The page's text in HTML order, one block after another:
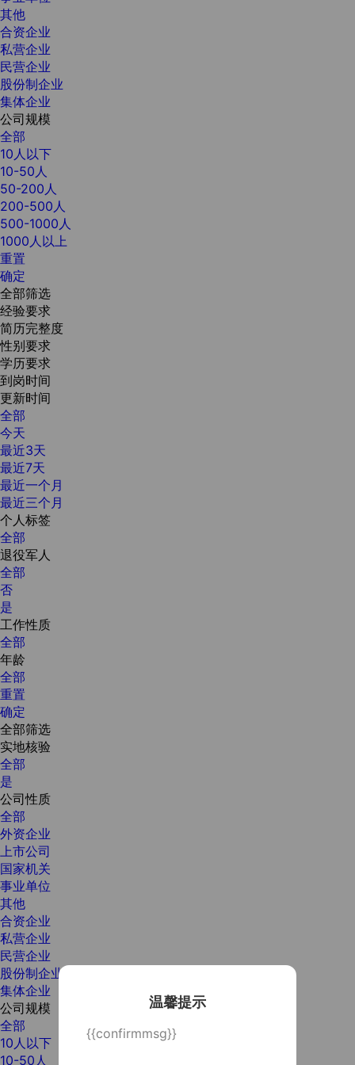
温馨提示
{{confirmmsg}}
其他
合资企业
私营企业
民营企业
股份制企业
集体企业
公司规模
全部
10人以下
10-50人
50-200人
200-500人
500-1000人
1000人以上
重置
确定
全部筛选
经验要求
简历完整度
性别要求
学历要求
到岗时间
更新时间
全部
今天
最近3天
最近7天
最近一个月
最近三个月
个人标签
全部
退役军人
全部
否
是
工作性质
全部
年龄
全部
重置
确定
全部筛选
实地核验
全部
是
公司性质
全部
外资企业
上市公司
国家机关
事业单位
其他
合资企业
私营企业
民营企业
股份制企业
集体企业
公司规模
全部
10人以下
10-50人